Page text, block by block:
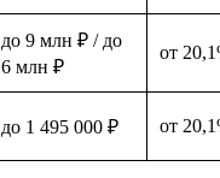
до 9 млн ₽ / до
6 млн ₽
от
до 1 495 000 ₽ от